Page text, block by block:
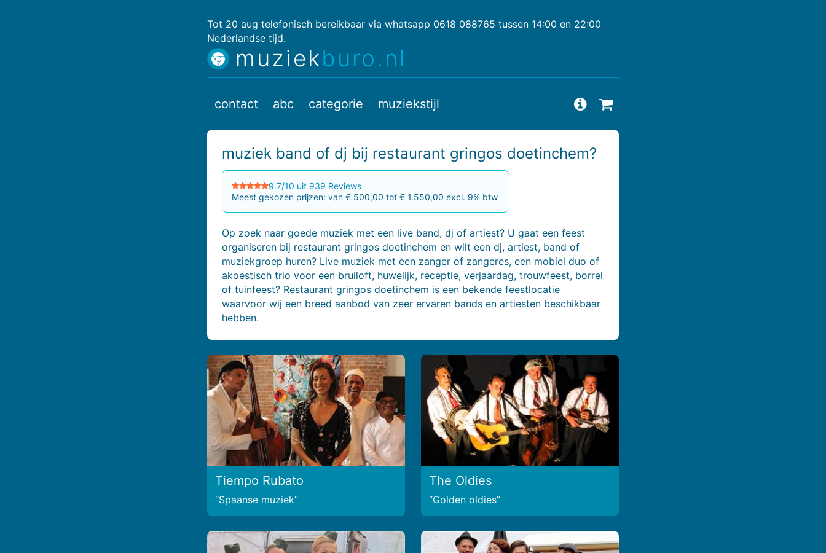
Tot 20 aug telefonisch bereikbaar via whatsapp 0618 088765 tussen 14:00 en 22:00
Nederlandse tijd.
muziekburo.nl
muziek band of dj bij restaurant gringos doetinchem?
9.7/10 uit 939 Reviews
Meest gekozen prijzen: van € 500,00 tot € 1.550,00 excl. 9% btw
Op zoek naar goede muziek met een live band, dj of artiest? U gaat een feest
organiseren bij restaurant gringos doetinchem en wilt een dj, artiest, band of
muziekgroep huren? Live muziek met een zanger of zangeres, een mobiel duo of
akoestisch trio voor een bruiloft, huwelijk, receptie, verjaardag, trouwfeest, borrel
of tuinfeest? Restaurant gringos doetinchem is een bekende feestlocatie
waarvoor wij een breed aanbod van zeer ervaren bands en artiesten beschikbaar
hebben.
Tiempo Rubato
Spaanse muziek
The Oldies
Golden oldies
contact abc categorie muziekstijl Vragen en antwoorden bekijken
Beschikbaarheid aanvragen